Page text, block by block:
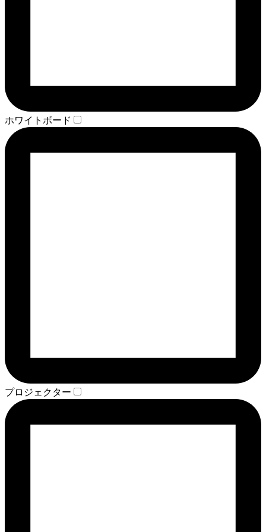
ホワイトボード
プロジェクター